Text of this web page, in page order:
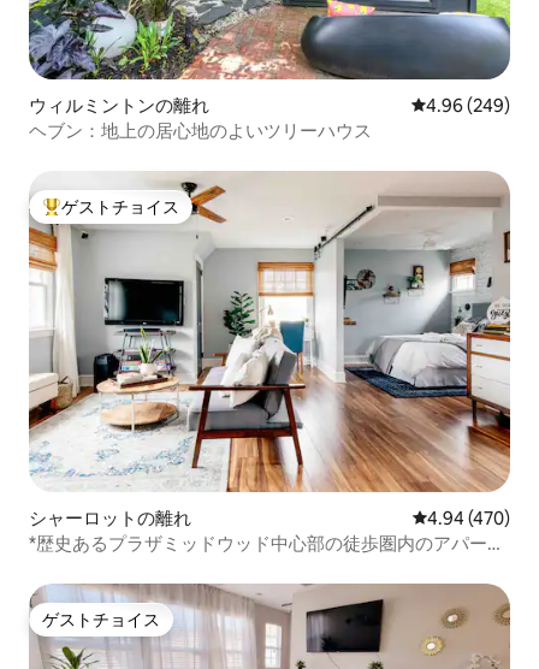
ウィルミントンの離れ レビュー249
4.96 (249)
ヘブン：地上の居心地のよいツリーハウス
大好評のゲストチョイスです。
ゲストチョイス
シャーロットの離れ レビュー470
4.94 (470)
*歴史あるプラザミッドウッド中心部の徒歩圏内のアパート
ゲストチョイス
ゲストチョイス